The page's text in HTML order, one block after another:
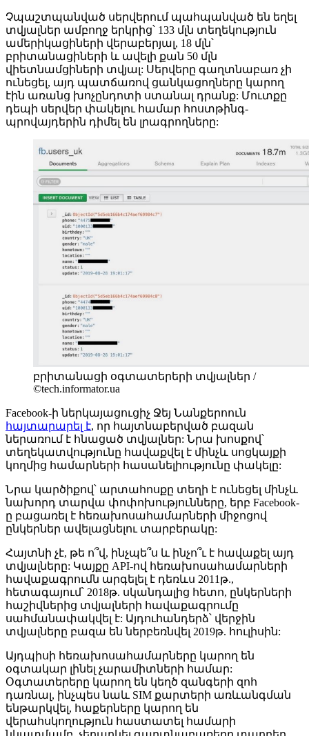
Չպաշտպանված սերվերում պահպանված են եղել
տվյալներ ամբողջ երկրից՝ 133 մլն տեղեկություն
ամերիկացիների վերաբերյալ, 18 մլն՝
բրիտանացիների և ավելի քան 50 մլն
վիետնամցիների տվյալ: Սերվերը գաղտնաբառ չի
ունեցել, այդ պատճառով ցանկացողները կարող
էին առանց խոչընդոտի ստանալ դրանք: Մուտքը
դեպի սերվեր փակելու համար հոստթինգ-
պրովայդերին դիմել են լրագրողները:
բրիտանացի օգտատերերի տվյալներ /
©tech.informator.ua
Facebook-ի ներկայացուցիչ Ջեյ Նանքերոուն
հայտարարել է, որ հայտնաբերված բազան
ներառում է հնացած տվյալներ: Նրա խոսքով՝
տեղեկատվությունը հավաքվել է մինչև սոցկայքի
կողմից համարների հասանելիությունը փակելը:
Նրա կարծիքով՝ արտահոսքը տեղի է ունեցել մինչև
նախորդ տարվա փոփոխությունները, երբ Facebook-
ը բացառել է հեռախոսահամարների միջոցով
ընկերներ ավելացնելու տարբերակը:
Հայտնի չէ, թե ո՞վ, ինչպե՞ս և ինչո՞ւ է հավաքել այդ
տվյալները: Կայքը API-ով հեռախոսահամարների
հավաքագրումն արգելել է դեռևս 2011թ.,
հետագայում՝ 2018թ. սկանդալից հետո, ընկերների
հաշիվներից տվյալների հավաքագրումը
սահմանափակվել է: Այդուհանդերձ՝ վերջին
տվյալները բազա են ներբեռնվել 2019թ. հուլիսին:
Այդպիսի հեռախոսահամարները կարող են
օգտակար լինել չարամիտների համար:
Օգտատերերը կարող են կեղծ զանգերի զոհ
դառնալ, ինչպես նաև SIM քարտերի առևանգման
ենթարկվել, հաքերները կարող են
վերահսկողություն հաստատել համարի